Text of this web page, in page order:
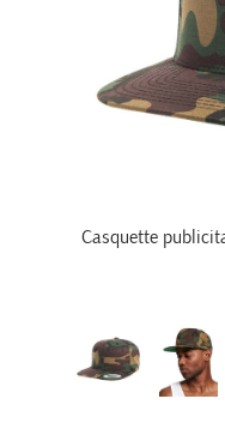
Casquette